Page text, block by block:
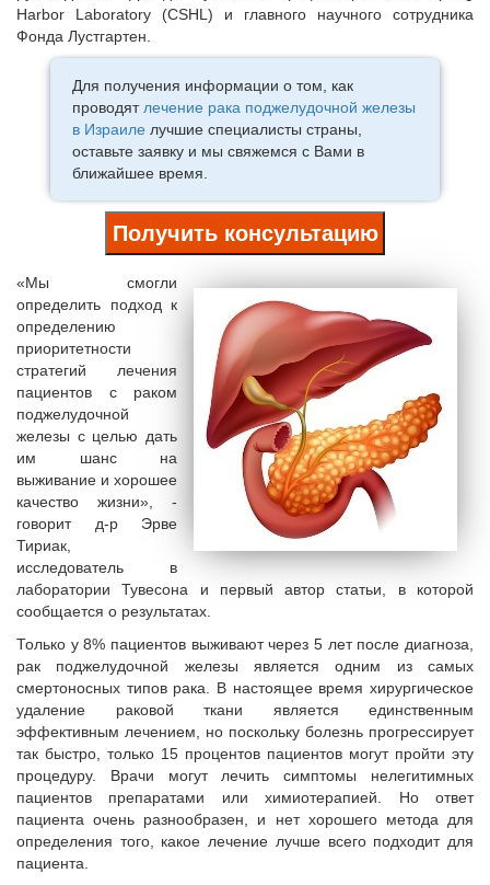
Harbor Laboratory (CSHL) и главного научного сотрудника
Фонда Лустгартен.
Для получения информации о том, как
проводят лечение рака поджелудочной железы
в Израиле лучшие специалисты страны,
оставьте заявку и мы свяжемся с Вами в
ближайшее время.
Получить консультацию
«Мы смогли
определить подход к
определению
приоритетности
стратегий лечения
пациентов с раком
поджелудочной
железы с целью дать
им шанс на
выживание и хорошее
качество жизни», -
говорит д-р Эрве
Тириак,
исследователь в
лаборатории Тувесона и первый автор статьи, в которой
сообщается о результатах.
Только у 8% пациентов выживают через 5 лет после диагноза,
рак поджелудочной железы является одним из самых
смертоносных типов рака. В настоящее время хирургическое
удаление раковой ткани является единственным
эффективным лечением, но поскольку болезнь прогрессирует
так быстро, только 15 процентов пациентов могут пройти эту
процедуру. Врачи могут лечить симптомы нелегитимных
пациентов препаратами или химиотерапией. Но ответ
пациента очень разнообразен, и нет хорошего метода для
определения того, какое лечение лучше всего подходит для
пациента.